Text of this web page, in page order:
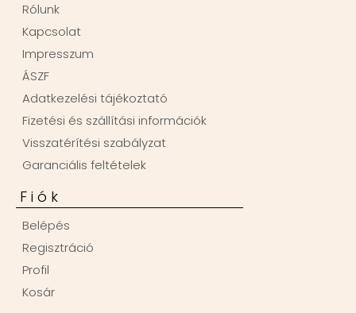
Rólunk
Kapcsolat
Impresszum
ÁSZF
Adatkezelési tájékoztató
Fizetési és szállítási információk
Visszatérítési szabályzat
Garanciális feltételek
Fiók
Belépés
Regisztráció
Profil
Kosár